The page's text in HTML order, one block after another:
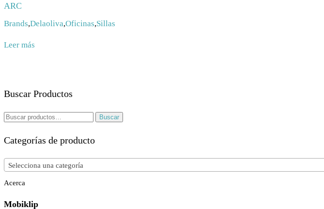
ARC
Brands,Delaoliva,Oficinas,Sillas
Leer más
Buscar Productos
Buscar
Buscar
Categorías de producto
Selecciona una categoría
Acerca
Mobiklip